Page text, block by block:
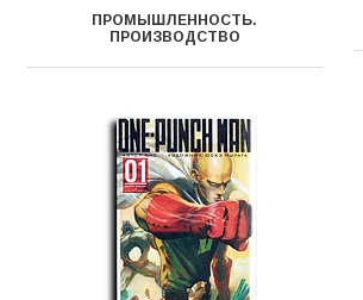
ПРОМЫШЛЕННОСТЬ.
ПРОИЗВОДСТВО